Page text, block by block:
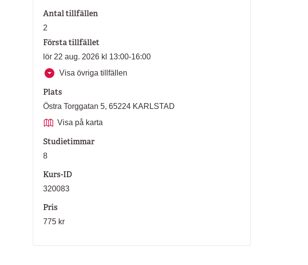
Antal tillfällen
2
Första tillfället
lör 22 aug. 2026 kl 13:00-16:00
Visa övriga tillfällen
Plats
Östra Torggatan 5, 65224 KARLSTAD
Visa på karta
Studietimmar
8
Kurs-ID
320083
Pris
775 kr